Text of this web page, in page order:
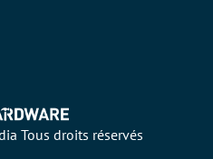
Tous droits réservés